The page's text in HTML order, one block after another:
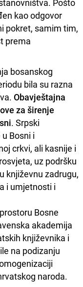
kao odgovor
pokret, samim tim,
prema
bosanskog
bila su razna
Obavještajna
za širenje
. Srpski
Bosni i
crkvi, ali kasnije i
uz podršku
književnu zadrugu,
i umjetnosti i
Bosne
akademija
književnika i
na podizanju
naroda.